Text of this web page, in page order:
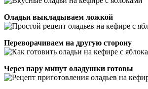
Оладьи выкладываем ложкой
Переворачиваем на другую сторону
Через пару минут оладушки готовы